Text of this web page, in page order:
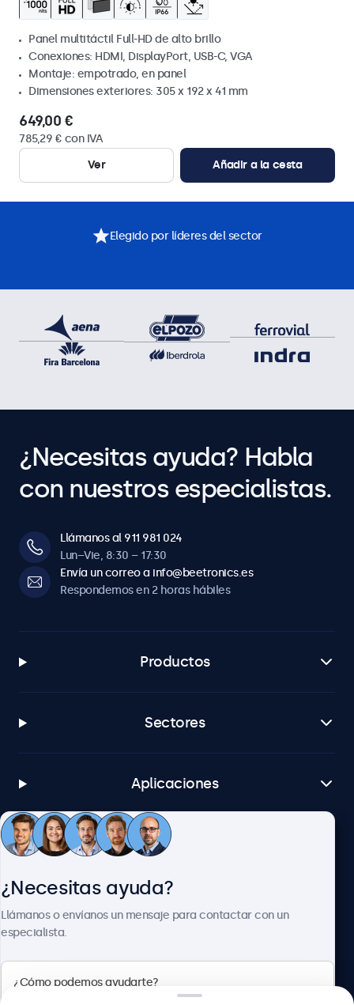
Panel multitáctil Full-HD de alto brillo
Conexiones: HDMI, DisplayPort, USB-C, VGA
Montaje: empotrado, en panel
Dimensiones exteriores: 305 x 192 x 41 mm
649,00 €
785,29 € con IVA
Ver
Añadir a la cesta
Elegido por líderes del sector
¿Necesitas ayuda? Habla
con nuestros especialistas.
Llámanos al 911 981 024
Lun–Vie, 8:30 – 17:30
Envía un correo a info@beetronics.es
Respondemos en 2 horas hábiles
Productos
Sectores
Aplicaciones
Atención al cliente
¿Necesitas ayuda?
Llámanos o envíanos un mensaje para contactar con un
especialista.